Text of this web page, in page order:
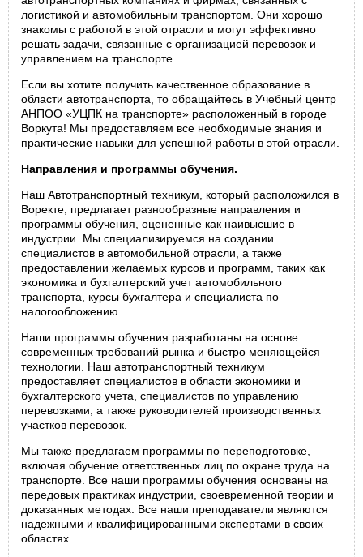
логистикой и автомобильным транспортом. Они хорошо
знакомы с работой в этой отрасли и могут эффективно
решать задачи, связанные с организацией перевозок и
управлением на транспорте.
Если вы хотите получить качественное образование в
области автотранспорта, то обращайтесь в Учебный центр
АНПОО «УЦПК на транспорте» расположенный в городе
Воркута! Мы предоставляем все необходимые знания и
практические навыки для успешной работы в этой отрасли.
Направления и программы обучения.
Наш Автотранспортный техникум, который расположился в
Воректе, предлагает разнообразные направления и
программы обучения, оцененные как наивысшие в
индустрии. Мы специализируемся на создании
специалистов в автомобильной отрасли, а также
предоставлении желаемых курсов и программ, таких как
экономика и бухгалтерский учет автомобильного
транспорта, курсы бухгалтера и специалиста по
налогообложению.
Наши программы обучения разработаны на основе
современных требований рынка и быстро меняющейся
технологии. Наш автотранспортный техникум
предоставляет специалистов в области экономики и
бухгалтерского учета, специалистов по управлению
перевозками, а также руководителей производственных
участков перевозок.
Мы также предлагаем программы по переподготовке,
включая обучение ответственных лиц по охране труда на
транспорте. Все наши программы обучения основаны на
передовых практиках индустрии, своевременной теории и
доказанных методах. Все наши преподаватели являются
надежными и квалифицированными экспертами в своих
областях.